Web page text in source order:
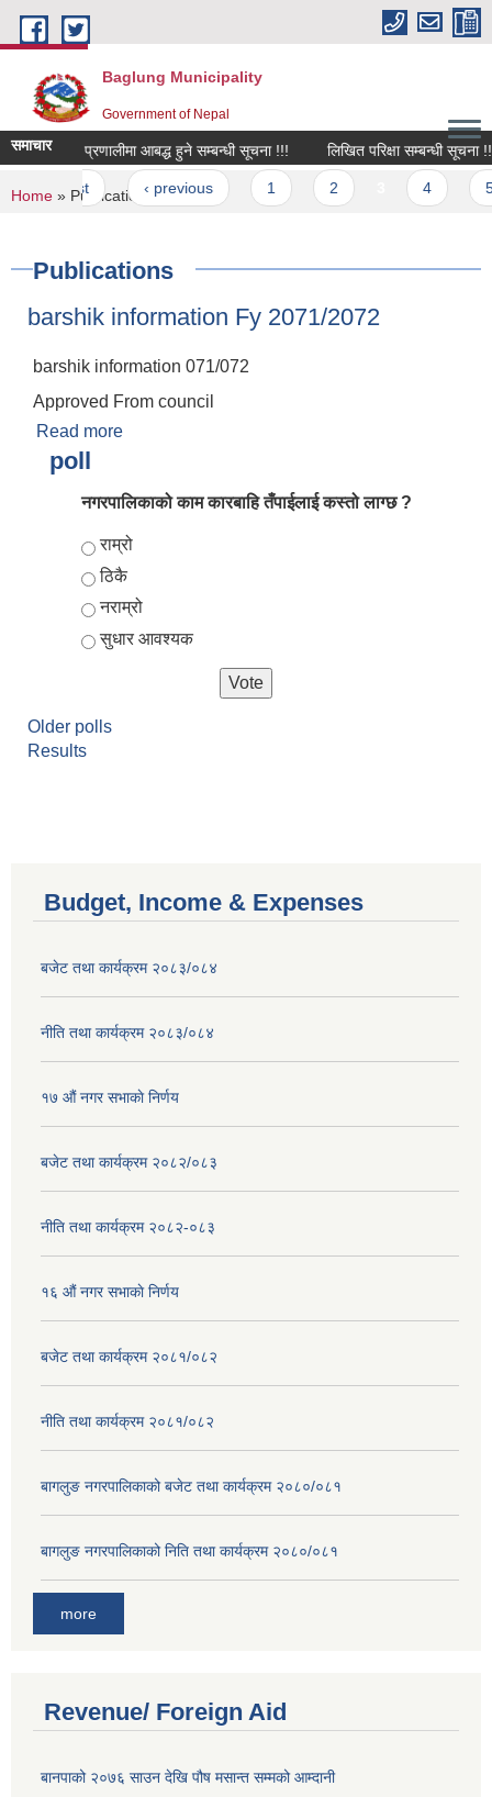
Skip to main content
Baglung Municipality
Government of Nepal
समाचार
श्रम संसार प्रणालीमा आबद्ध हुने सम्बन्धी सूचना !!! लिखित परिक्षा सम्बन्धी सूचना !!!
Pages ‹ previous
You are here
Home » Publications
Publications
barshik information Fy 2071/2072
barshik information 071/072
Approved From council
Read more
poll
नगरपालिकाको काम कारबाहि तँपाईलाई कस्तो लाग्छ ?
Choices
राम्रो
ठिकै
नराम्रो
सुधार आवश्यक
Older polls
Results
Budget, Income & Expenses
बजेट तथा कार्यक्रम २०८३/०८४
नीति तथा कार्यक्रम २०८३/०८४
१७ ‌‍औं नगर सभाकाे निर्णय
बजेट तथा कार्यक्रम २०८२/०८३
नीति तथा कार्यक्रम २०८२-०८३
१६ ‌औं नगर सभाकाे निर्णय
बजेट तथा कार्यक्रम २०८१/०८२
नीति तथा कार्यक्रम २०८१/०८२
बागलुङ नगरपालिकाको बजेट तथा कार्यक्रम २०८०/०८१
बागलुङ नगरपालिकाको निति तथा कार्यक्रम २०८०/०८१
more
Revenue/ Foreign Aid
बानपाको २०७६ साउन देखि पौष मसान्त सम्मको आम्दानी